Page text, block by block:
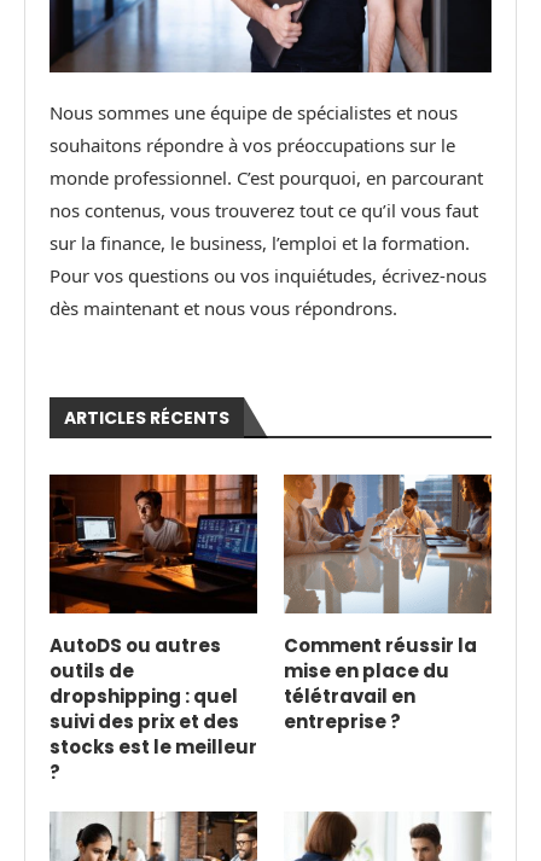
Nous sommes une équipe de spécialistes et nous
souhaitons répondre à vos préoccupations sur le
monde professionnel. C’est pourquoi, en parcourant
nos contenus, vous trouverez tout ce qu’il vous faut
sur la finance, le business, l’emploi et la formation.
Pour vos questions ou vos inquiétudes, écrivez-nous
dès maintenant et nous vous répondrons.
ARTICLES RÉCENTS
AutoDS ou autres
outils de
dropshipping : quel
suivi des prix et des
stocks est le meilleur
?
Comment réussir la
mise en place du
télétravail en
entreprise ?